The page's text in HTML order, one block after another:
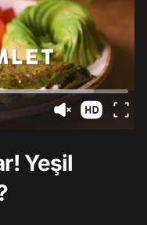
Yeşil